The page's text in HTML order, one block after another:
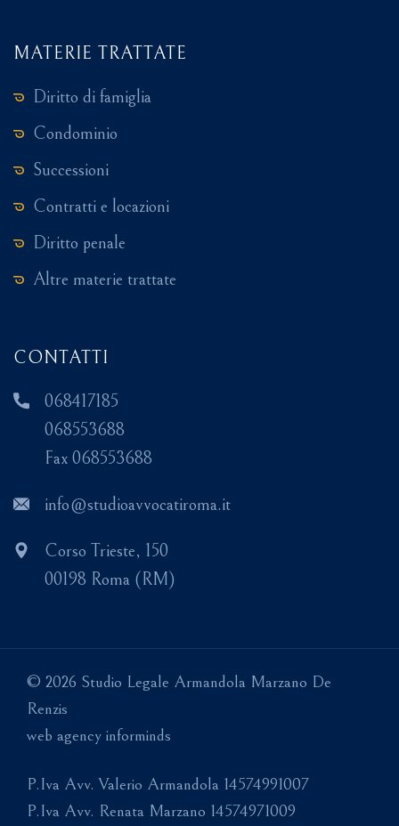
MATERIE TRATTATE
Diritto di famiglia
Condominio
Successioni
Contratti e locazioni
Diritto penale
Altre materie trattate
CONTATTI
068417185
068553688
Fax 068553688
info@studioavvocatiroma.it
Corso Trieste, 150
00198 Roma (RM)
© 2026 Studio Legale Armandola Marzano De
Renzis
web agency informinds
P.Iva Avv. Valerio Armandola 14574991007
P.Iva Avv. Renata Marzano 14574971009